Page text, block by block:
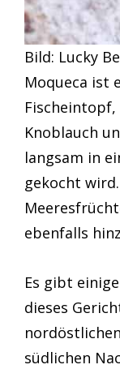
Bild: Lucky
Moqueca ist
Knoblauch
langsam in
gekocht
ebenfalls
Es gibt
dieses
südlichen